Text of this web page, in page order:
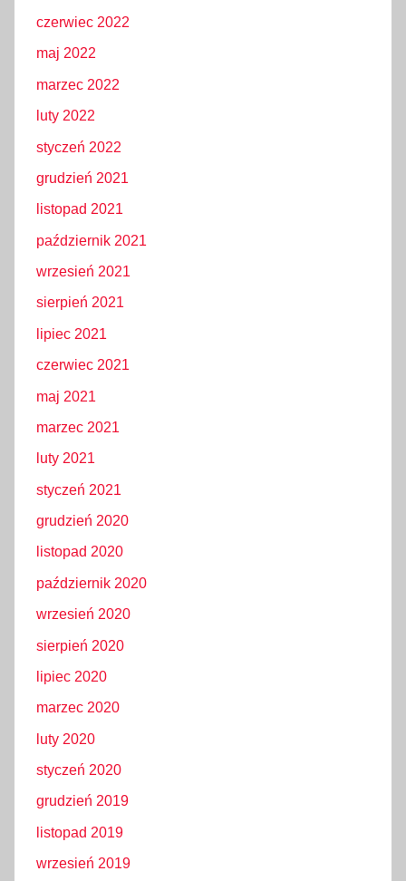
czerwiec 2022
maj 2022
marzec 2022
luty 2022
styczeń 2022
grudzień 2021
listopad 2021
październik 2021
wrzesień 2021
sierpień 2021
lipiec 2021
czerwiec 2021
maj 2021
marzec 2021
luty 2021
styczeń 2021
grudzień 2020
listopad 2020
październik 2020
wrzesień 2020
sierpień 2020
lipiec 2020
marzec 2020
luty 2020
styczeń 2020
grudzień 2019
listopad 2019
wrzesień 2019